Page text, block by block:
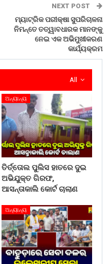
NEXT POST
ମ୍ୟାଟ୍ରିକ ପରୀକ୍ଷା ସୁପରିଚାଳନା
ନିମନ୍ତେ ତତ୍ୱାବଧାରକ ମାନଙ୍କୁ
ନେଇ ଏକ ଅଭିମୁଖୀକରଣ
କାର୍ଯ୍ୟକ୍ରମ
All
ଅନ୍ୟାନ୍ୟ
ତିର୍ତ୍ତୋଲ ପୁଲିସ ହାତରେ ଦୁଇ
ଅଭିଯୁକ୍ତ ଗିରଫ,
ଆସନ୍ତାକାଲି କୋର୍ଟ ଚାଲାଣ
ଅନ୍ୟାନ୍ୟ